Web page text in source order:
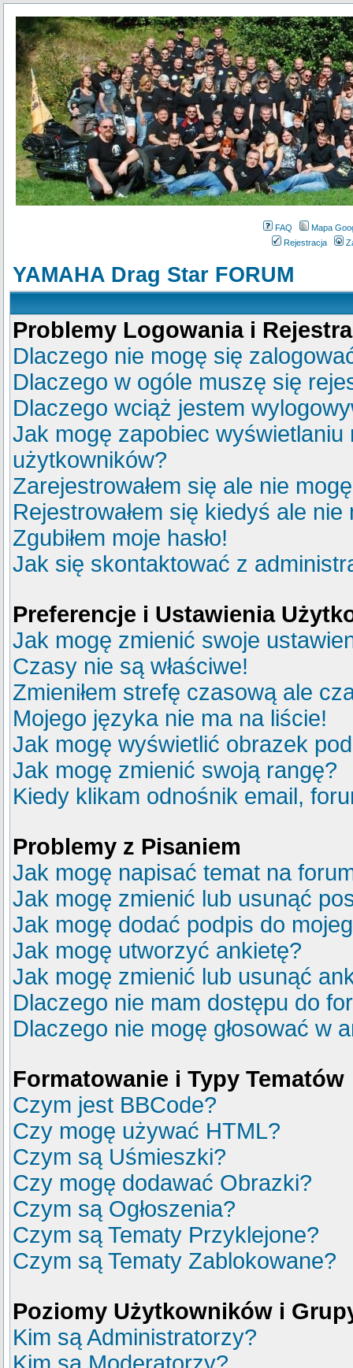
FAQ
Mapa
Rejestracja
YAMAHA Drag Star FORUM
Problemy Logowania i
Dlaczego nie mogę się
Dlaczego w ogóle muszę się
Dlaczego wciąż jestem
Jak mogę zapobiec
użytkowników?
Zarejestrowałem się ale nie
Rejestrowałem się kiedyś ale
Zgubiłem moje hasło!
Jak się skontaktować z
Preferencje i Ustawienia
Jak mogę zmienić swoje
Czasy nie są właściwe!
Zmieniłem strefę czasową ale
Mojego języka nie ma na liście!
Jak mogę wyświetlić obrazek
Jak mogę zmienić swoją rangę?
Kiedy klikam odnośnik email,
Problemy z Pisaniem
Jak mogę napisać temat na
Jak mogę zmienić lub usunąć
Jak mogę dodać podpis do
Jak mogę utworzyć ankietę?
Jak mogę zmienić lub usunąć
Dlaczego nie mam dostępu do
Dlaczego nie mogę głosować w
Formatowanie i Typy Tematów
Czym jest BBCode?
Czy mogę używać HTML?
Czym są Uśmieszki?
Czy mogę dodawać Obrazki?
Czym są Ogłoszenia?
Czym są Tematy Przyklejone?
Czym są Tematy Zablokowane?
Poziomy Użytkowników i
Kim są Administratorzy?